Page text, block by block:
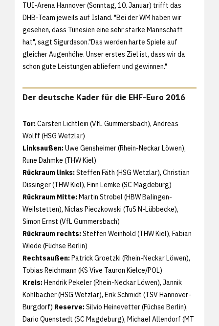
TUI-Arena Hannover (Sonntag, 10. Januar) trifft das
DHB-Team jeweils auf Island. "Bei der WM haben wir
gesehen, dass Tunesien eine sehr starke Mannschaft
hat", sagt Sigurdsson."Das werden harte Spiele auf
gleicher Augenhöhe. Unser erstes Ziel ist, dass wir da
schon gute Leistungen abliefern und gewinnen."
Der deutsche Kader für die EHF-Euro 2016
Tor:Carsten Lichtlein (VfL Gummersbach), Andreas
Wolff (HSG Wetzlar)
Linksaußen:Uwe Gensheimer (Rhein-Neckar Löwen),
Rune Dahmke (THW Kiel)
Rückraum links:Steffen Fäth (HSG Wetzlar), Christian
Dissinger (THW Kiel), Finn Lemke (SC Magdeburg)
Rückraum Mitte:Martin Strobel (HBW Balingen-
Weilstetten), Niclas Pieczkowski (TuS N-Lübbecke),
Simon Ernst (VfL Gummersbach)
Rückraum rechts:Steffen Weinhold (THW Kiel), Fabian
Wiede (Füchse Berlin)
Rechtsaußen:Patrick Groetzki (Rhein-Neckar Löwen),
Tobias Reichmann (KS Vive Tauron Kielce/POL)
Kreis:Hendrik Pekeler (Rhein-Neckar Löwen), Jannik
Kohlbacher (HSG Wetzlar), Erik Schmidt (TSV Hannover-
Burgdorf) Reserve:Silvio Heinevetter (Füchse Berlin),
Dario Quenstedt (SC Magdeburg), Michael Allendorf (MT